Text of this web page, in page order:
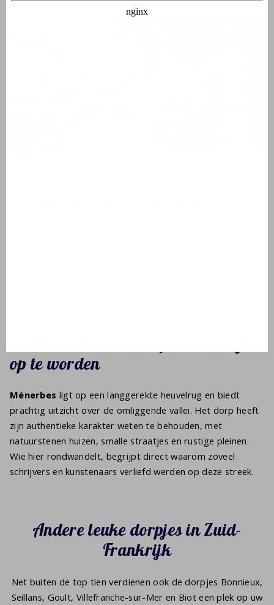
op te worden
Ménerbes ligt op een langgerekte heuvelrug en biedt
prachtig uitzicht over de omliggende vallei. Het dorp heeft
zijn authentieke karakter weten te behouden, met
natuurstenen huizen, smalle straatjes en rustige pleinen.
Wie hier rondwandelt, begrijpt direct waarom zoveel
schrijvers en kunstenaars verliefd werden op deze streek.
Andere leuke dorpjes in Zuid-
Frankrijk
Net buiten de top tien verdienen ook de dorpjes Bonnieux,
Seillans, Goult, Villefranche-sur-Mer en Biot een plek op uw